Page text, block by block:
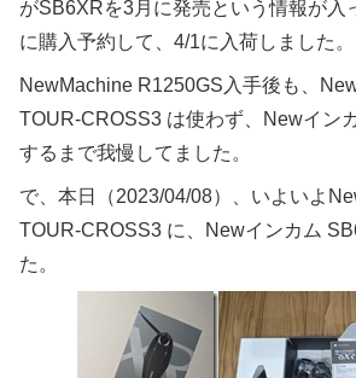
がSB6XRを3月に発売という情報が入
に購入予約して、4/1に入荷しました。
NewMachine R1250GS入手後も、
TOUR-CROSS3 は使わず、Newイン
するまで我慢してました。
で、本日（2023/04/08）、いよいよ
TOUR-CROSS3 に、Newインカム
た。